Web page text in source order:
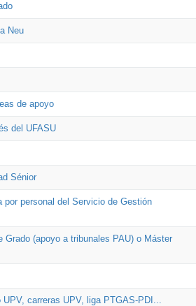
Neu
de apoyo
del UFASU
Sénior
personal del Servicio de Gestión
(apoyo a tribunales PAU) o Máster
carreras UPV, liga PTGAS-PDI...